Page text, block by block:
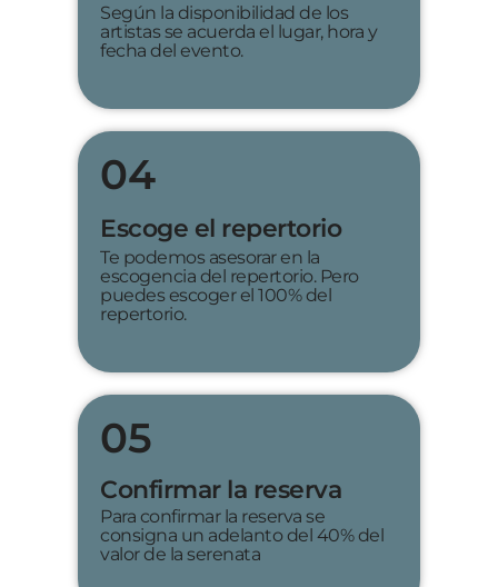
Según la disponibilidad de los
artistas se acuerda el lugar, hora y
fecha del evento.
04
Escoge el repertorio
Te podemos asesorar en la
escogencia del repertorio. Pero
puedes escoger el 100% del
repertorio.
05
Confirmar la reserva
Para confirmar la reserva se
consigna un adelanto del 40% del
valor de la serenata